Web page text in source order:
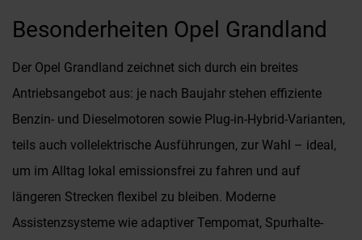
Besonderheiten Opel Grandland
Der Opel Grandland zeichnet sich durch ein breites
Antriebsangebot aus: je nach Baujahr stehen effiziente
Benzin- und Dieselmotoren sowie Plug-in-Hybrid-Varianten,
teils auch vollelektrische Ausführungen, zur Wahl – ideal,
um im Alltag lokal emissionsfrei zu fahren und auf
längeren Strecken flexibel zu bleiben. Moderne
Assistenzsysteme wie adaptiver Tempomat, Spurhalte-